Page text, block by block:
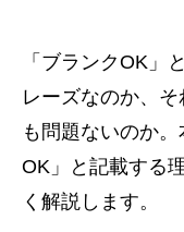
「ブランクOK」
レーズなのか、
も問題ないのか
OK」と記載する
く解説します。